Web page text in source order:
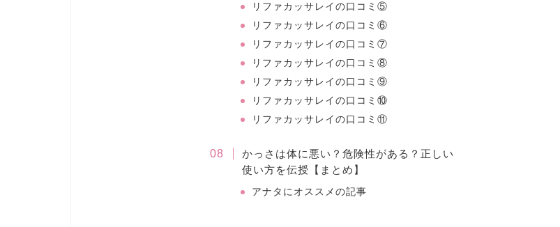
リファカッサレイの口コミ⑤
リファカッサレイの口コミ⑥
リファカッサレイの口コミ⑦
リファカッサレイの口コミ⑧
リファカッサレイの口コミ⑨
リファカッサレイの口コミ⑩
リファカッサレイの口コミ⑪
かっさは体に悪い？危険性がある？正しい
使い方を伝授【まとめ】
アナタにオススメの記事